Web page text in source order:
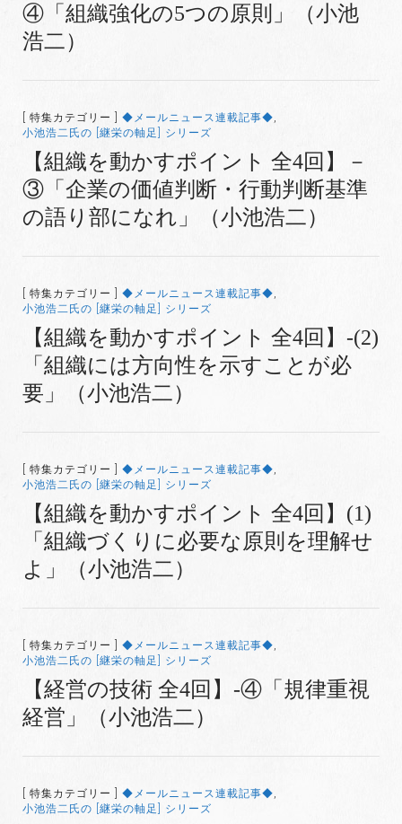
④「組織強化の5つの原則」（小池
浩二）
[ 特集カテゴリー ] ◆メールニュース連載記事◆
小池浩二氏の [継栄の軸足] シリーズ
【組織を動かすポイント 全4回】－
③「企業の価値判断・行動判断基準
の語り部になれ」（小池浩二）
[ 特集カテゴリー ] ◆メールニュース連載記事◆
小池浩二氏の [継栄の軸足] シリーズ
【組織を動かすポイント 全4回】-(2)
「組織には方向性を示すことが必
要」（小池浩二）
[ 特集カテゴリー ] ◆メールニュース連載記事◆
小池浩二氏の [継栄の軸足] シリーズ
【組織を動かすポイント 全4回】(1)
「組織づくりに必要な原則を理解せ
よ」（小池浩二）
[ 特集カテゴリー ] ◆メールニュース連載記事◆
小池浩二氏の [継栄の軸足] シリーズ
【経営の技術 全4回】-④「規律重視
経営」（小池浩二）
[ 特集カテゴリー ] ◆メールニュース連載記事◆
小池浩二氏の [継栄の軸足] シリーズ